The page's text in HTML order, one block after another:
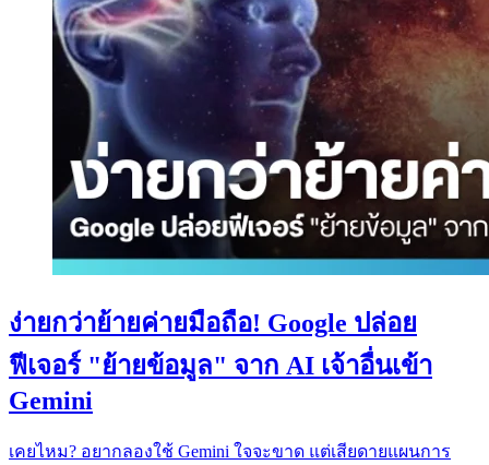
ง่ายกว่าย้ายค่ายมือถือ! Google ปล่อย
ฟีเจอร์ "ย้ายข้อมูล" จาก AI เจ้าอื่นเข้า
Gemini
เคยไหม? อยากลองใช้ Gemini ใจจะขาด แต่เสียดายแผนการ